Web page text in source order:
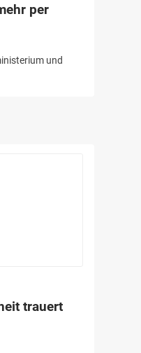
per
und
trauert